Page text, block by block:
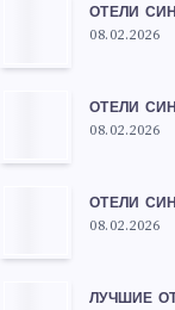
ОТЕЛИ
08.02.2026
ОТЕЛИ
08.02.2026
ОТЕЛИ
08.02.2026
ЛУЧШИЕ